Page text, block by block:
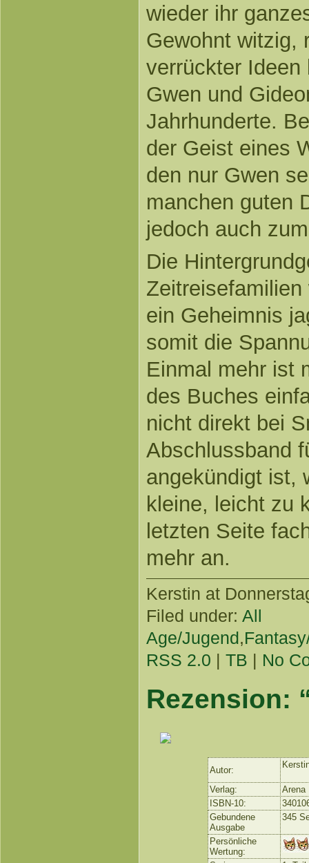
wieder ihr
Gewohnt witzig,
verrückter Ideen
Gwen und
Jahrhunderte.
der Geist eines
den nur Gwen
manchen guten
jedoch auch
Die
ein Geheimnis
somit die
Einmal mehr ist
des Buches
nicht direkt bei
Abschlussband
angekündigt ist,
kleine, leicht zu
letzten Seite
mehr an.
Kerstin at
Filed under: All
Age/Jugend,
RSS 2.0 | TB | No
Rezension:
Autor:
Verlag:
Arena
ISBN-10:
Gebundene
Ausgabe
345
Persönliche
Wertung: